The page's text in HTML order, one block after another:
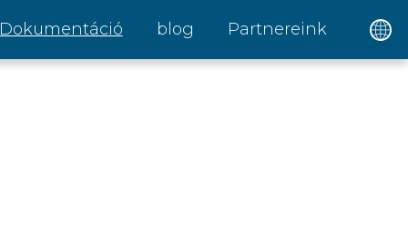
Dokumentáció blog Partnereink